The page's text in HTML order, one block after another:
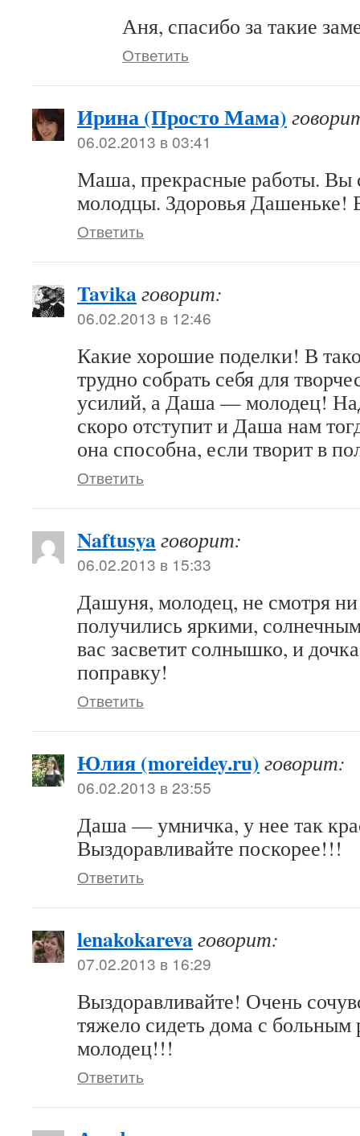
Аня, спасибо за такие
Ответить
Ирина (Просто Мама)
06.02.2013 в 03:41
Маша, прекрасные работы. Вы
молодцы. Здоровья Дашеньке!
Ответить
Tavikaговорит:
06.02.2013 в 12:46
Какие хорошие поделки! В
трудно собрать себя для
усилий, а Даша — молодец!
скоро отступит и Даша нам
она способна, если творит в
Ответить
Naftusyaговорит:
06.02.2013 в 15:33
Дашуня, молодец, не смотря
получились яркими,
вас засветит солнышко, и
поправку!
Ответить
Юлия (moreidey.ru) говорит:
06.02.2013 в 23:55
Даша — умничка, у нее так
Выздоравливайте поскорее!!!
Ответить
lenakokarevaговорит:
07.02.2013 в 16:29
Выздоравливайте! Очень
тяжело сидеть дома с
молодец!!!
Ответить